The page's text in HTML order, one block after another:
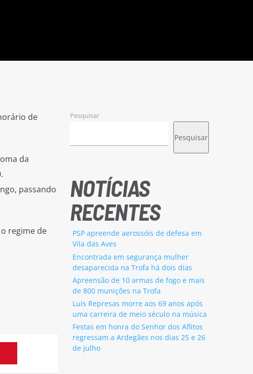
de
da
passando
regime de
Pesquisar
Pesquisar
NOTÍCIAS
RECENTES
PSP apreende aerossóis de defesa em
Vila das Aves
Encontrada em segurança mulher
desaparecida na Trofa há dois dias
Apreensão de 10 armas de fogo e mais
de 800 munições na Trofa
Luís Represas morre aos 69 anos após
uma carreira de meio século na música
Festas em honra do Senhor dos Aflitos
regressam a Ardegães nos dias 25 e 26
de julho